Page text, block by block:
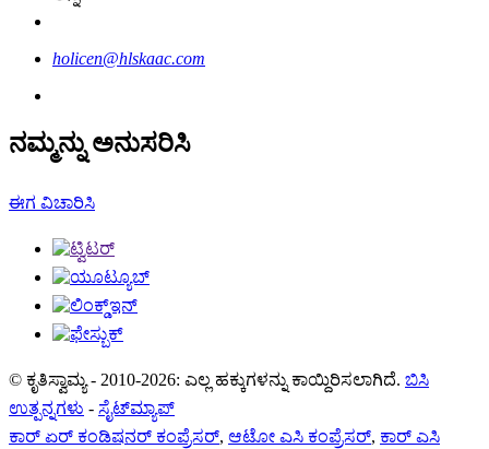
holicen@hlskaac.com
ನಮ್ಮನ್ನು ಅನುಸರಿಸಿ
ಈಗ ವಿಚಾರಿಸಿ
© ಕೃತಿಸ್ವಾಮ್ಯ - 2010-2026: ಎಲ್ಲ ಹಕ್ಕುಗಳನ್ನು ಕಾಯ್ದಿರಿಸಲಾಗಿದೆ. ಬಿಸಿ
ಉತ್ಪನ್ನಗಳು - ಸೈಟ್‌ಮ್ಯಾಪ್
ಕಾರ್ ಏರ್ ಕಂಡಿಷನರ್ ಕಂಪ್ರೆಸರ್, ಆಟೋ ಎಸಿ ಕಂಪ್ರೆಸರ್, ಕಾರ್ ಎಸಿ